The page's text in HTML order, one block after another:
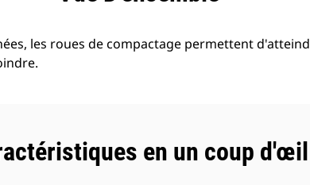
les roues de compactage permettent
en un coup d'œil